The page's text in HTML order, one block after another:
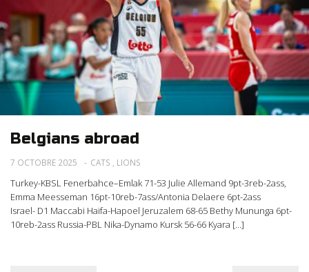
7 OCTOBRE 2025 CATS LIONS
Belgians abroad
Turkey-KBSL Fenerbahce–Emlak 71-53 Julie Allemand 9pt-3reb-2ass,
Emma Meesseman 16pt-10reb-7ass/Antonia Delaere 6pt-2ass
Israel- D1 Maccabi Haifa-Hapoel Jeruzalem 68-65 Bethy Mununga 6pt-
10reb-2ass Russia-PBL Nika-Dynamo Kursk 56-66 Kyara [...]